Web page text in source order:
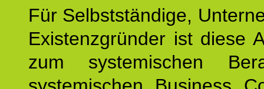
Für Selbstständige,
Existenzgründer ist diese
zum systemischen